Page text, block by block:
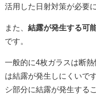
活用した日射対策が必要
また、 結露が発生する可
です。
一般的に4枚ガラスは断
は結露が発生しにくいで
シ部分に結露が発生する